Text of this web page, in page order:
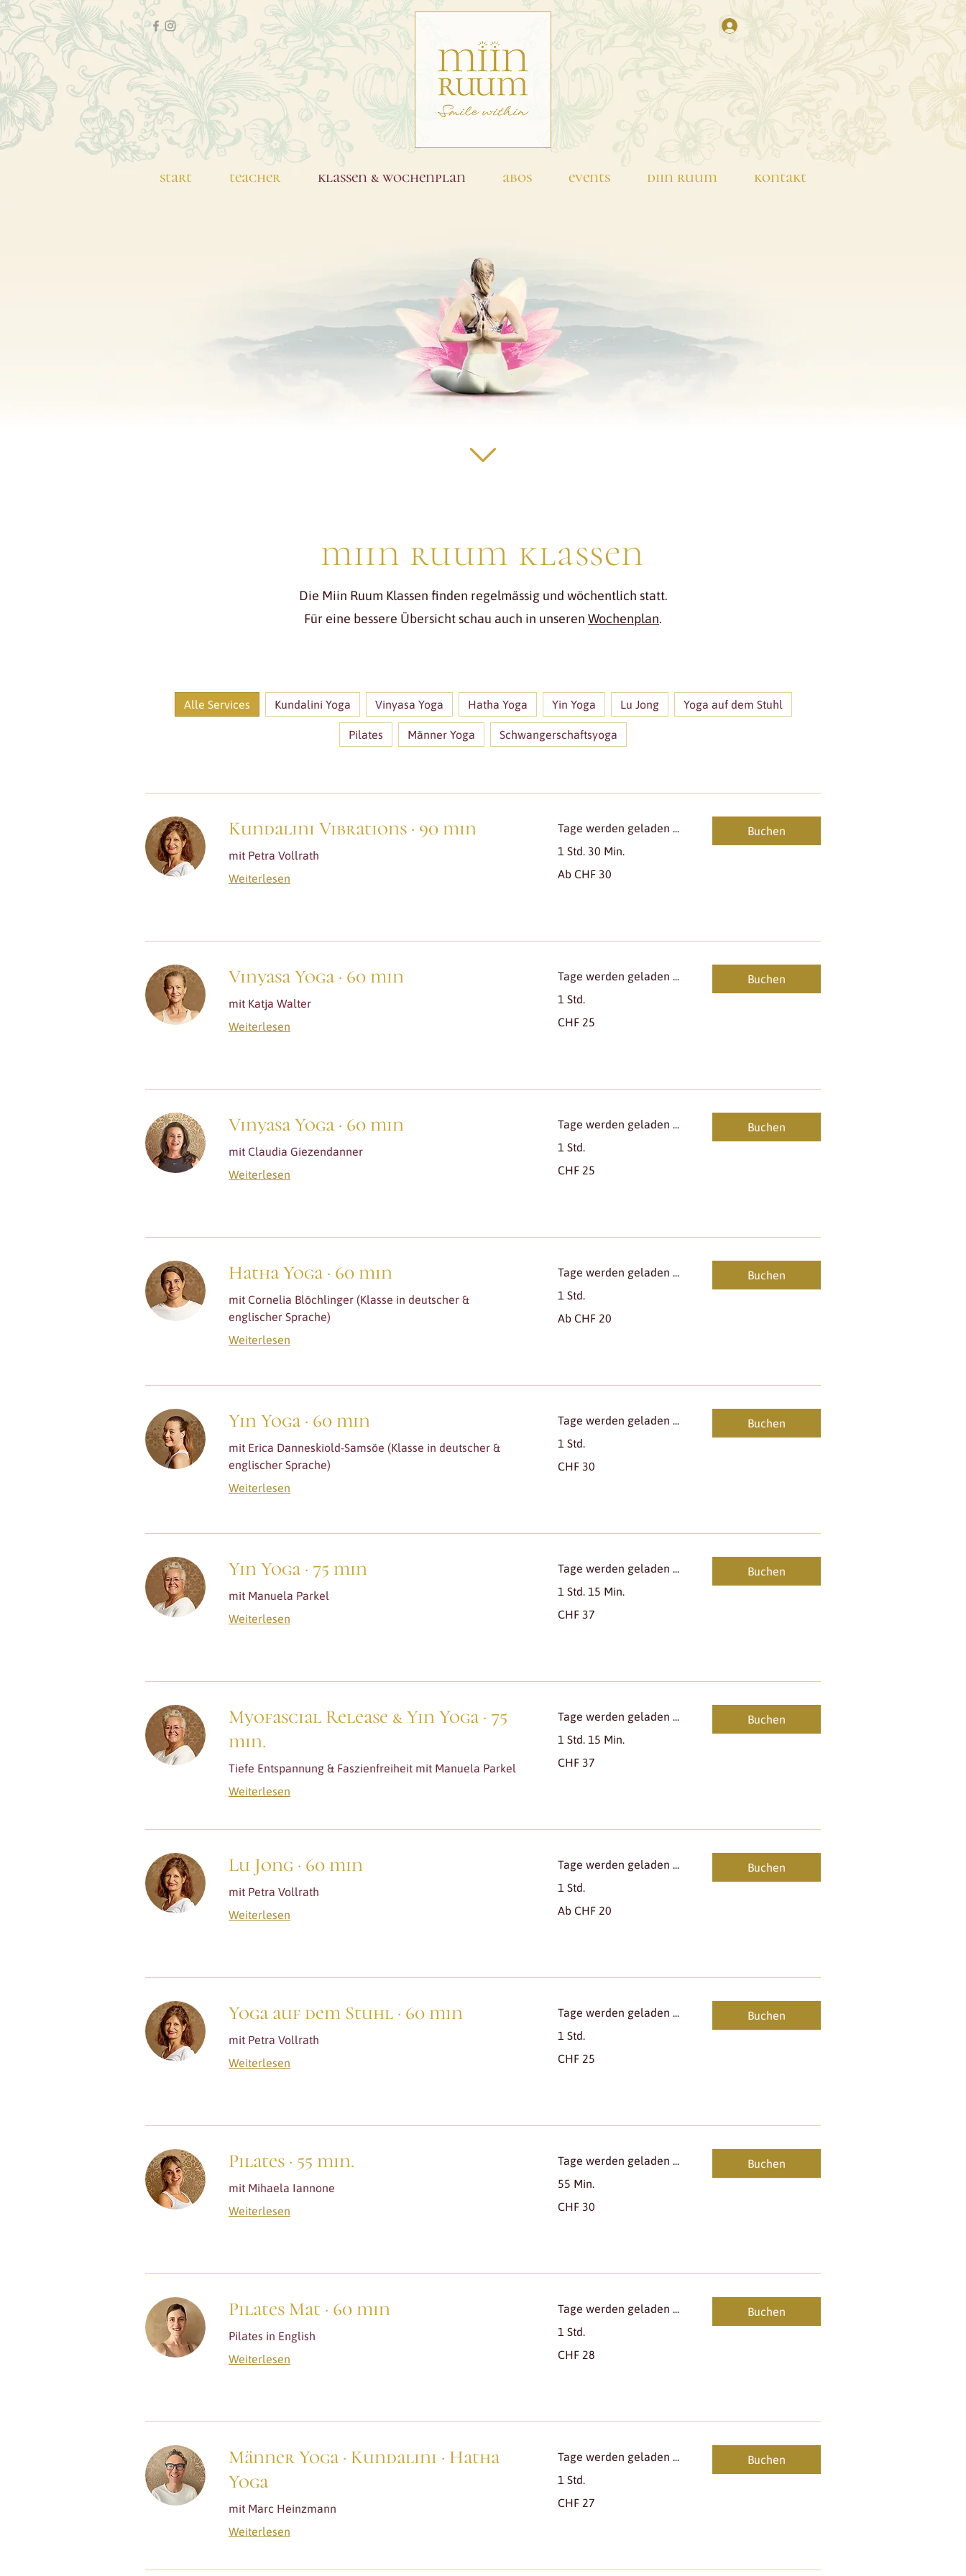
start teacher klassen & wochenplan abos events diin ruum kontakt
miin ruum klassen
Die Miin Ruum Klassen finden regelmässig und wöchentlich statt.
Für eine bessere Übersicht schau auch in unseren Wochenplan.
Alle Services Kundalini Yoga Vinyasa Yoga Hatha Yoga Yin Yoga Lu Jong Yoga auf dem Stuhl
Pilates Männer Yoga Schwangerschaftsyoga
Kundalini Vibrations · 90 min
mit Petra Vollrath
Weiterlesen
Tage werden geladen ...
1 Std. 30 Min.
30
Ab CHF 30
Buchen
Vinyasa Yoga · 60 min
mit Katja Walter
Weiterlesen
Tage werden geladen ...
1 Std.
Schweizer
CHF 25
Buchen
Vinyasa Yoga · 60 min
mit Claudia Giezendanner
Weiterlesen
Tage werden geladen ...
1 Std.
Schweizer
CHF 25
Buchen
Hatha Yoga · 60 min
mit Cornelia Blöchlinger (Klasse in deutscher &
englischer Sprache)
Weiterlesen
Tage werden geladen ...
1 Std.
20
Ab CHF 20
Buchen
Yin Yoga · 60 min
mit Erica Danneskiold-Samsöe (Klasse in deutscher &
englischer Sprache)
Weiterlesen
Tage werden geladen ...
1 Std.
Schweizer
CHF 30
Buchen
Yin Yoga · 75 min
mit Manuela Parkel
Weiterlesen
Tage werden geladen ...
1 Std. 15 Min.
Schweizer
CHF 37
Buchen
Myofascial Release & Yin Yoga · 75
min.
Tiefe Entspannung & Faszienfreiheit mit Manuela Parkel
Weiterlesen
Tage werden geladen ...
1 Std. 15 Min.
Schweizer
CHF 37
Buchen
Lu Jong · 60 min
mit Petra Vollrath
Weiterlesen
Tage werden geladen ...
1 Std.
20
Ab CHF 20
Buchen
Yoga auf dem Stuhl · 60 min
mit Petra Vollrath
Weiterlesen
Tage werden geladen ...
1 Std.
Schweizer
CHF 25
Buchen
Pilates · 55 min.
mit Mihaela Iannone
Weiterlesen
Tage werden geladen ...
55 Min.
Schweizer
CHF 30
Buchen
Pilates Mat · 60 min
Pilates in English
Weiterlesen
Tage werden geladen ...
1 Std.
Schweizer
CHF 28
Buchen
Männer Yoga · Kundalini · Hatha
Yoga
mit Marc Heinzmann
Weiterlesen
Tage werden geladen ...
1 Std.
Schweizer
CHF 27
Buchen